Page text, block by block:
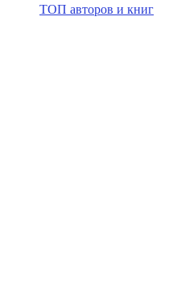
ТОП авторов и книг